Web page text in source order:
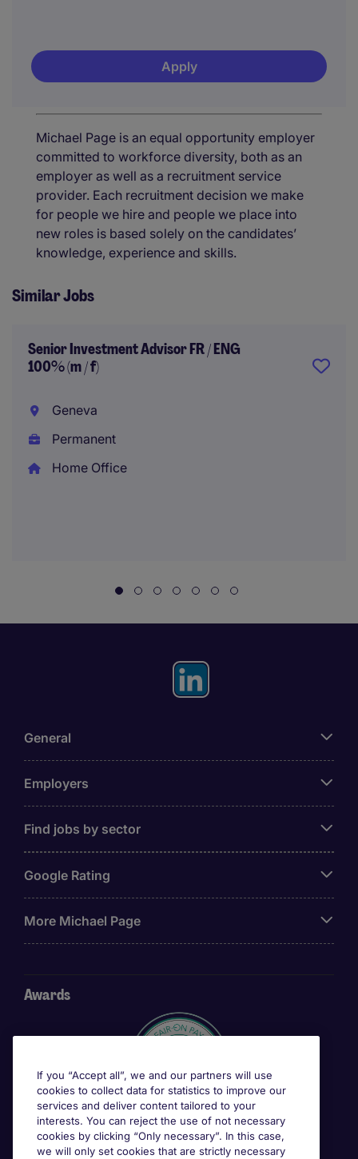
Apply
Michael Page is an equal opportunity employer
committed to workforce diversity, both as an
employer as well as a recruitment service
provider. Each recruitment decision we make
for people we hire and people we place into
new roles is based solely on the candidates’
knowledge, experience and skills.
Similar Jobs
Senior Investment Advisor FR / ENG
100% (m / f)
Geneva
Permanent
Home Office
General
Employers
Find jobs by sector
Google Rating
More Michael Page
Awards
If you “Accept all”, we and our partners will use
cookies to collect data for statistics to improve our
services and deliver content tailored to your
interests. You can reject the use of not necessary
cookies by clicking “Only necessary”. In this case,
we will only set cookies that are strictly necessary